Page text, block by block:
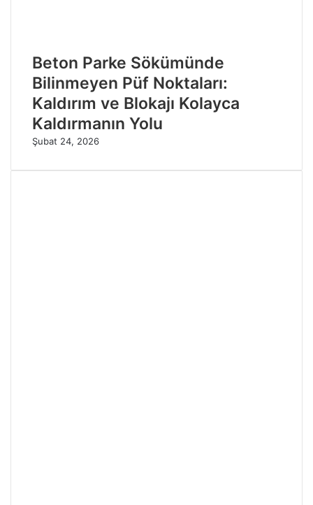
Beton Parke Sökümünde
Bilinmeyen Püf Noktaları:
Kaldırım ve Blokajı Kolayca
Kaldırmanın Yolu
Şubat 24, 2026